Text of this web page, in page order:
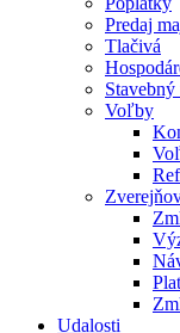
Predaj
Tlačivá
Stavebný
Voľby
Udalosti